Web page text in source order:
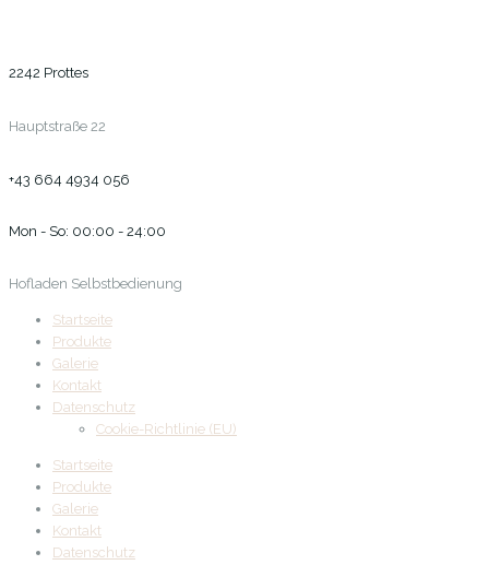
2242 Prottes
Hauptstraße 22
+43 664 4934 056
Mon - So: 00:00 - 24:00
Hofladen Selbstbedienung
Startseite
Produkte
Galerie
Kontakt
Datenschutz
Cookie-Richtlinie (EU)
Startseite
Produkte
Galerie
Kontakt
Datenschutz